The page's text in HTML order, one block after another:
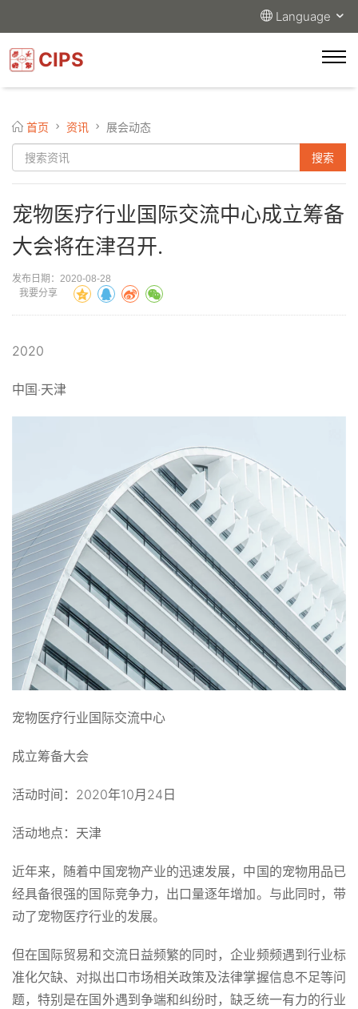
Language
CIPS
首页 资讯 展会动态
宠物医疗行业国际交流中心成立筹备
大会将在津召开.
发布日期：2020-08-28
我要分享
2020
中国‧天津
宠物医疗行业国际交流中心
成立筹备大会
活动时间：2020年10月24日
活动地点：天津
近年来，随着中国宠物产业的迅速发展，中国的宠物用品已
经具备很强的国际竞争力，出口量逐年增加。与此同时，带
动了宠物医疗行业的发展。
但在国际贸易和交流日益频繁的同时，企业频频遇到行业标
准化欠缺、对拟出口市场相关政策及法律掌握信息不足等问
题，特别是在国外遇到争端和纠纷时，缺乏统一有力的行业